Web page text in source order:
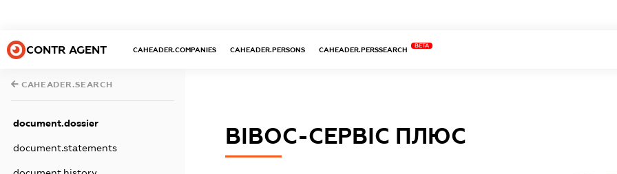
CONTR AGENT CAHEADER.COMPANIES CAHEADER.PERSONS CAHEADER.PERSSEARCH
BETA
CAHEADER.SEARCH
document.dossier
document.statements ВІВОС-СЕРВІС ПЛЮС